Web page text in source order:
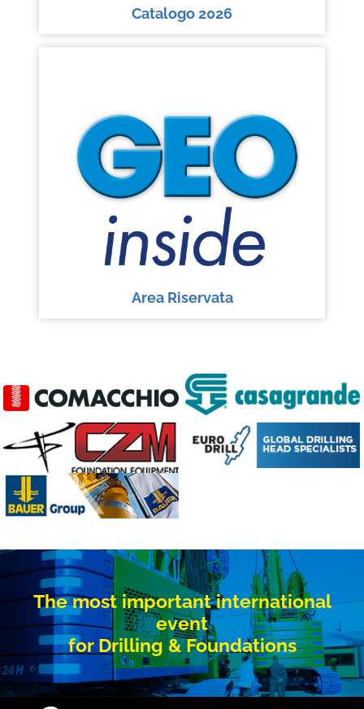
Catalogo 2026
Area Riservata
The most important international
event
for Drilling & Foundations